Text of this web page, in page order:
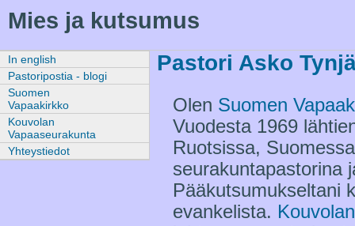
Mies ja kutsumus
Pastori Asko
Olen Suomen
Vuodesta 1969
Ruotsissa,
seurakuntapastorina
Pääkutsumukseltani
evankelista.
In english
Pastoripostia - blogi
Suomen
Vapaakirkko
Kouvolan
Vapaaseurakunta
Yhteystiedot